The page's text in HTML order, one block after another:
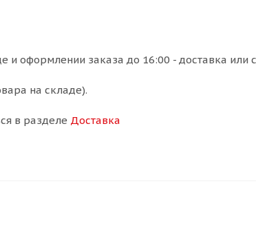
и оформлении заказа до 16:00 - доставка
на складе).
в разделе Доставка